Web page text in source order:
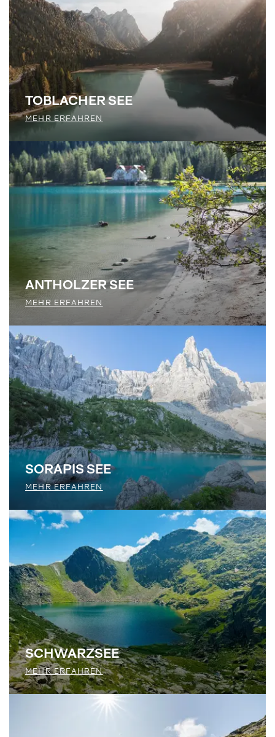
TOBLACHER SEE
MEHR ERFAHREN
ANTHOLZER SEE
MEHR ERFAHREN
SORAPIS SEE
MEHR ERFAHREN
SCHWARZSEE
MEHR ERFAHREN